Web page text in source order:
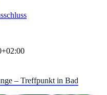
– Treffpunkt in Bad